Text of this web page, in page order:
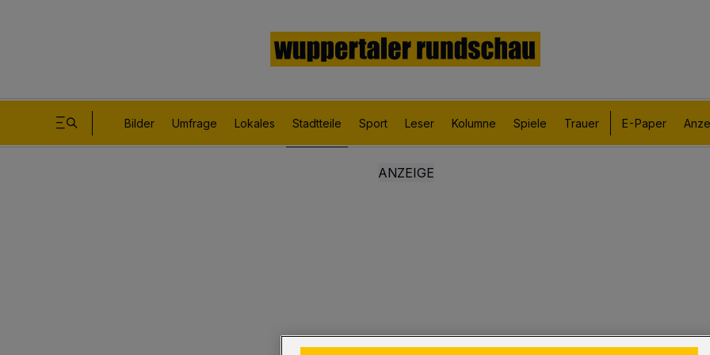
Bilder Umfrage Lokales Stadtteile Sport Leser Kolumne Spiele Trauer E-Paper